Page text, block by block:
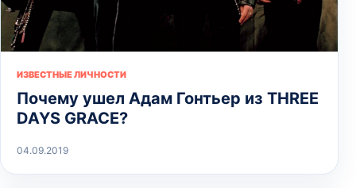
ИЗВЕСТНЫЕ ЛИЧНОСТИ
Почему ушел Адам Гонтьер из THREE
DAYS GRACE?
04.09.2019